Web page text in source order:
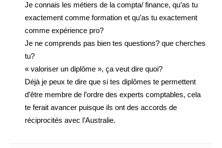
Je connais les métiers de la compta/ finance, qu’as tu
exactement comme formation et qu’as tu exactement
comme expérience pro?
Je ne comprends pas bien tes questions? que cherches
tu?
« valoriser un diplôme », ça veut dire quoi?
Déjà je peux te dire que si tes diplômes te permettent
d’être membre de l’ordre des experts comptables, cela
te ferait avancer puisque ils ont des accords de
réciprocités avec l’Australie.